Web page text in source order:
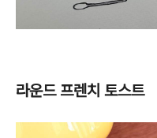
라운드 프렌치 토스트